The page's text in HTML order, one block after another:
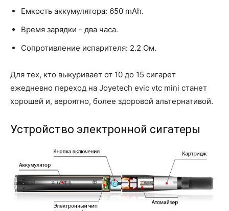
Емкость аккумулятора: 650 mAh.
Время зарядки - два часа.
Сопротивление испарителя: 2.2 Ом.
Для тех, кто выкуривает от 10 до 15 сигарет
ежедневно переход на Joyetech evic vtc mini станет
хорошей и, вероятно, более здоровой альтернативой.
Устройство электронной сигатеры